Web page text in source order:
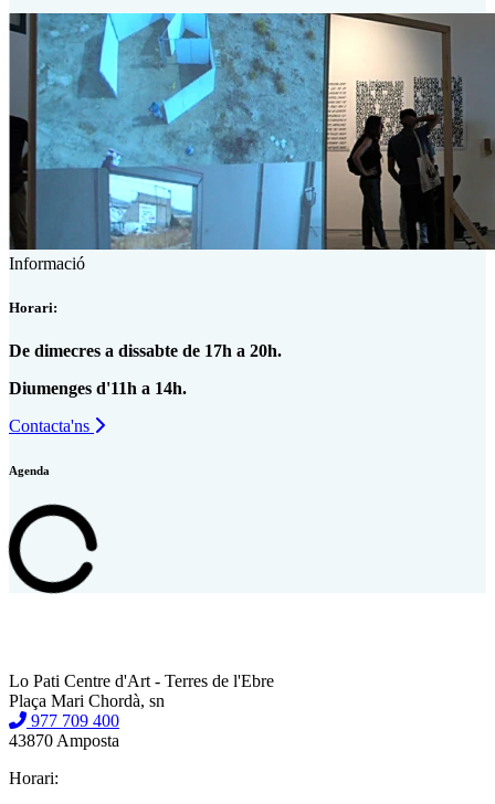
Informació
Horari:
De dimecres a dissabte de 17h a 20h.
Diumenges d'11h a 14h.
Contacta'ns
Agenda
Lo Pati Centre d'Art - Terres de l'Ebre
Plaça Mari Chordà, sn
977 709 400
43870 Amposta
Horari: